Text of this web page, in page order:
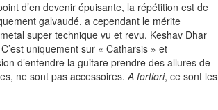
d’en devenir épuisante, la répétition est de
galvaudé, a cependant le mérite
super technique vu et revu. Keshav Dhar
uniquement sur « Catharsis » et
d’entendre la guitare prendre des allures de
ne sont pas accessoires.A fortiori, ce sont les